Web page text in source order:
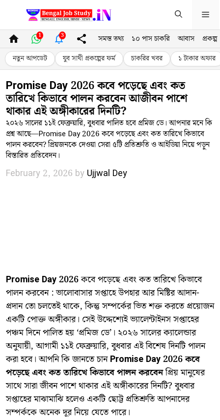
content
1 3 সমস্ত তথ্য ১০ পাস চাকরি আবাস প্রকল্প
নতুন আপডেট যুব সাথী প্রকল্পের ফর্ম চাকরির খবর ১ টাকার অফার
Promise Day 2026 কবে পড়েছে এবং কত
তারিখে কিভাবে পালন করবেন আজীবন পাশে
থাকার এই অঙ্গীকারের দিনটি?
২০২৬ সালের ১১ই ফেব্রুয়ারি, বুধবার পালিত হবে প্রমিজ ডে। আপনার মনে কি
প্রশ্ন আছে—Promise Day 2026 কবে পড়েছে এবং কত তারিখে কিভাবে
পালন করবেন? প্রিয়জনকে দেওয়া সেরা ৫টি প্রতিশ্রুতি ও আইডিয়া নিয়ে পড়ুন
বিস্তারিত প্রতিবেদন।
February 2, 2026 by Ujjwal Dey
Promise Day 2026কবে পড়েছে এবং কত তারিখে কিভাবে
পালন করবেন : ​ভালোবাসার সপ্তাহে উপহার আর মিষ্টির আদান-
প্রদান তো চলতেই থাকে, কিন্তু সম্পর্কের ভিত শক্ত করতে প্রয়োজন
একটি পোক্ত অঙ্গীকার। সেই উদ্দেশ্যেই ভ্যালেন্টাইনস সপ্তাহের
পঞ্চম দিনে পালিত হয় ‘প্রমিজ ডে’। ২০২৬ সালের ক্যালেন্ডার
অনুযায়ী, আগামী ১১ই ফেব্রুয়ারি, বুধবার এই বিশেষ দিনটি পালন
করা হবে। আপনি কি জানতে চানPromise Day 2026 কবে
পড়েছে এবং কত তারিখে কিভাবে পালন করবেনপ্রিয় মানুষের
সাথে সারা জীবন পাশে থাকার এই অঙ্গীকারের দিনটি? বুধবার
সপ্তাহের মাঝামাঝি হলেও একটি ছোট্ট প্রতিশ্রুতি আপনাদের
সম্পর্ককে অনেক দূর নিয়ে যেতে পারে।